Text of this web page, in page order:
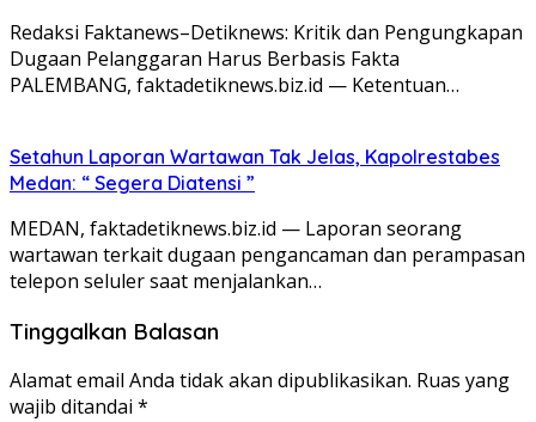
Redaksi Faktanews–Detiknews: Kritik dan Pengungkapan
Dugaan Pelanggaran Harus Berbasis Fakta
PALEMBANG, faktadetiknews.biz.id — Ketentuan…
Setahun Laporan Wartawan Tak Jelas, Kapolrestabes
Medan: “ Segera Diatensi ”
MEDAN, faktadetiknews.biz.id — Laporan seorang
wartawan terkait dugaan pengancaman dan perampasan
telepon seluler saat menjalankan…
Tinggalkan Balasan
Alamat email Anda tidak akan dipublikasikan. Ruas yang
wajib ditandai *